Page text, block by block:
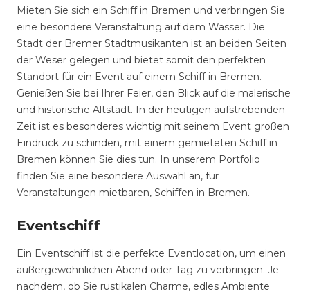
Mieten Sie sich ein Schiff in Bremen und verbringen Sie
eine besondere Veranstaltung auf dem Wasser. Die
Stadt der Bremer Stadtmusikanten ist an beiden Seiten
der Weser gelegen und bietet somit den perfekten
Standort für ein Event auf einem Schiff in Bremen.
Genießen Sie bei Ihrer Feier, den Blick auf die malerische
und historische Altstadt. In der heutigen aufstrebenden
Zeit ist es besonderes wichtig mit seinem Event großen
Eindruck zu schinden, mit einem gemieteten Schiff in
Bremen können Sie dies tun. In unserem Portfolio
finden Sie eine besondere Auswahl an, für
Veranstaltungen mietbaren, Schiffen in Bremen.
Eventschiff
Ein Eventschiff ist die perfekte Eventlocation, um einen
außergewöhnlichen Abend oder Tag zu verbringen. Je
nachdem, ob Sie rustikalen Charme, edles Ambiente